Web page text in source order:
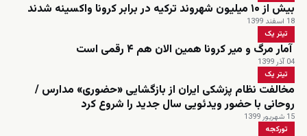
بیش از ۱۰ میلیون شهروند ترکیه در برابر کرونا واکسینه شدند
18 اسفند 1399
تیتر یک
آمار مرگ و میر کرونا همین الان هم ۴ رقمی است
04 آذر 1399
تیتر یک
مخالفت نظام پزشکی ایران از بازگشایی «حضوری» مدارس /
روحانی با حضور ویدئویی سال جدید را شروع کرد
15 شهریور 1399
تورکجه